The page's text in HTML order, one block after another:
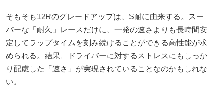
そもそも12Rのグレードアップは、S耐に由来する。スー
パーな「耐久」レースだけに、一発の速さよりも長時間安
定してラップタイムを刻み続けることができる高性能が求
められる。結果、ドライバーに対するストレスにもしっか
り配慮した「速さ」が実現されていることなのかもしれな
い。